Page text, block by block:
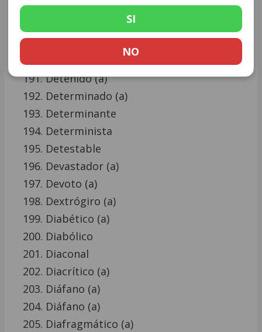
Desubicado (a)
Detenido (a)
Determinado (a)
Determinante
Determinista
Detestable
Devastador (a)
Devoto (a)
Dextrógiro (a)
Diabético (a)
Diabólico
Diaconal
Diacrítico (a)
Diáfano (a)
Diáfano (a)
Diafragmático (a)
SI
NO